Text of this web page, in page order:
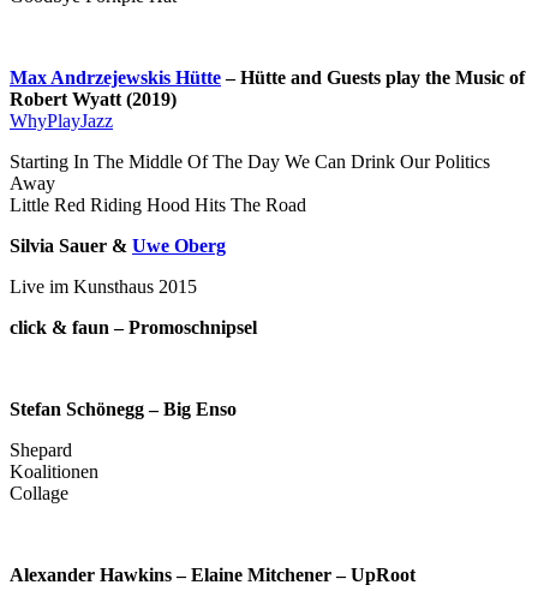
Max Andrzejewskis Hütte– Hütte and Guests play the Music of
Robert Wyatt (2019)
WhyPlayJazz
Starting In The Middle Of The Day We Can Drink Our Politics
Away
Little Red Riding Hood Hits The Road
Silvia Sauer & Uwe Oberg
Live im Kunsthaus 2015
click & faun – Promoschnipsel
Stefan Schönegg – Big Enso
Shepard
Koalitionen
Collage
Alexander Hawkins – Elaine Mitchener – UpRoot